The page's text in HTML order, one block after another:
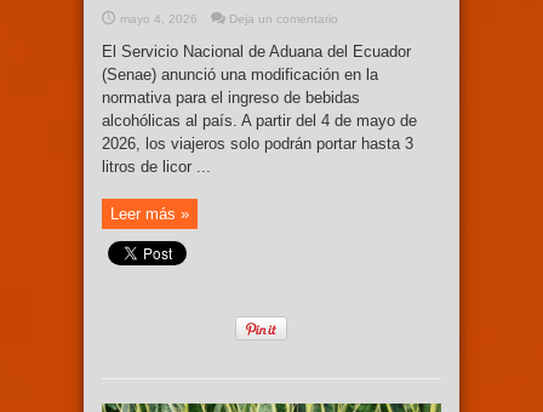
mayo 4, 2026 Deja un comentario
El Servicio Nacional de Aduana del Ecuador
(Senae) anunció una modificación en la
normativa para el ingreso de bebidas
alcohólicas al país. A partir del 4 de mayo de
2026, los viajeros solo podrán portar hasta 3
litros de licor ...
Leer más »